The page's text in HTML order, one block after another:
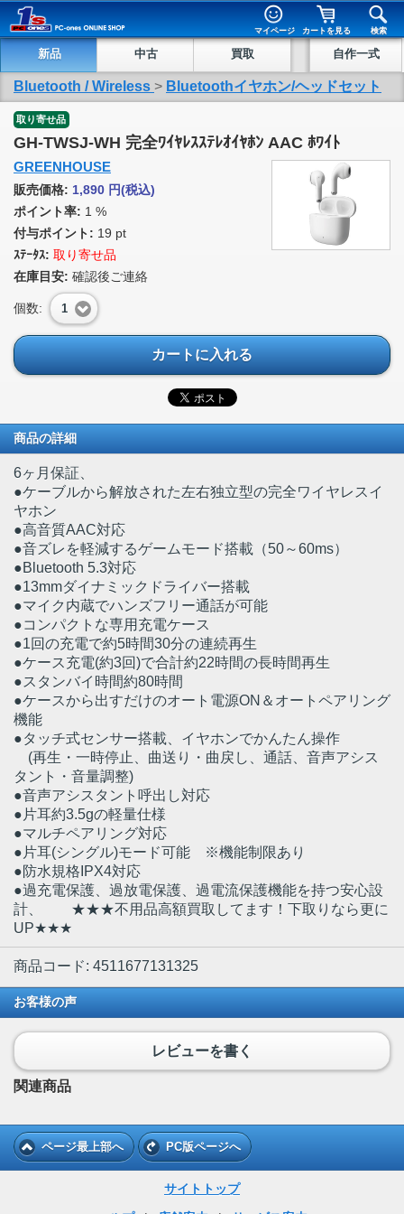
マイページ カートを見る 検索
新品 中古 買取 自作一式
Bluetooth / Wireless > Bluetoothイヤホン/ヘッドセット
取り寄せ品
GH-TWSJ-WH 完全ﾜｲﾔﾚｽｽﾃﾚｵｲﾔﾎﾝ AAC ﾎﾜｲﾄ
GREENHOUSE
販売価格: 1,890 円(税込)
ポイント率: 1 %
付与ポイント: 19 pt
ｽﾃｰﾀｽ: 取り寄せ品
在庫目安: 確認後ご連絡
個数: 1
カートに入れる
商品の詳細
6ヶ月保証、
●ケーブルから解放された左右独立型の完全ワイヤレスイ
ヤホン
●高音質AAC対応
●音ズレを軽減するゲームモード搭載（50～60ms）
●Bluetooth 5.3対応
●13mmダイナミックドライバー搭載
●マイク内蔵でハンズフリー通話が可能
●コンパクトな専用充電ケース
●1回の充電で約5時間30分の連続再生
●ケース充電(約3回)で合計約22時間の長時間再生
●スタンバイ時間約80時間
●ケースから出すだけのオート電源ON＆オートペアリング
機能
●タッチ式センサー搭載、イヤホンでかんたん操作
(再生・一時停止、曲送り・曲戻し、通話、音声アシス
タント・音量調整)
●音声アシスタント呼出し対応
●片耳約3.5gの軽量仕様
●マルチペアリング対応
●片耳(シングル)モード可能 ※機能制限あり
●防水規格IPX4対応
●過充電保護、過放電保護、過電流保護機能を持つ安心設
計、 ★★★不用品高額買取してます！下取りなら更に
UP★★★
商品コード: 4511677131325
お客様の声
レビューを書く
関連商品
ページ最上部へ PC版ページへ
サイトトップ